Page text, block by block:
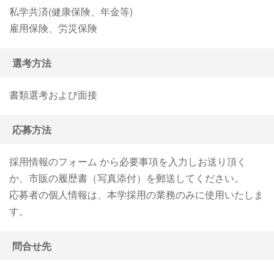
私学共済(健康保険、年金等)
雇用保険、労災保険
選考方法
書類選考および面接
応募方法
採用情報のフォーム から必要事項を入力しお送り頂く
か、市販の履歴書（写真添付）を郵送してください。
応募者の個人情報は、本学採用の業務のみに使用いたしま
す。
問合せ先